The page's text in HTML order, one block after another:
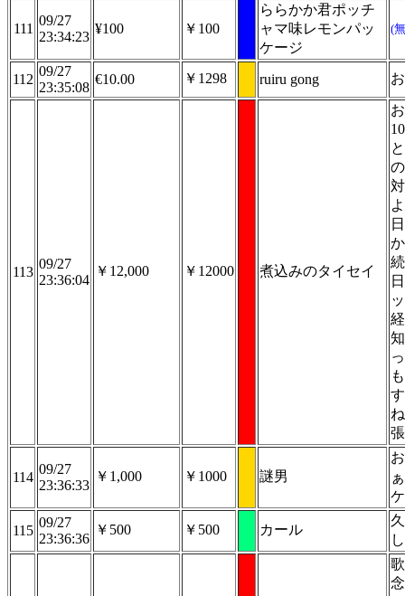
111
09/27
23:34:23
¥100 ￥100
ららかか君ポッチ
ャマ味レモンパッ
ケージ
(
112
09/27
23:35:08
€10.00 ￥1298 ruiru gong
113
09/27
23:36:04
￥12,000 ￥12000 煮込みのタイセイ
114
09/27
23:36:33
￥1,000 ￥1000 謎男
115
09/27
23:36:36
￥500 ￥500 カール